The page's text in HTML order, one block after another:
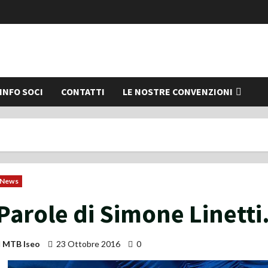
INFO SOCI CONTATTI LE NOSTRE CONVENZIONI
News
di Simone
MTB Iseo 23 Ottobre 2016 0